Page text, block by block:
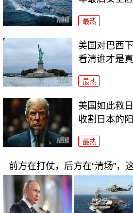
最热
美国对巴西
看清谁才是
最热
美国如此救
收割日本的阳
最热
前方在打仗，后方在“清场”，